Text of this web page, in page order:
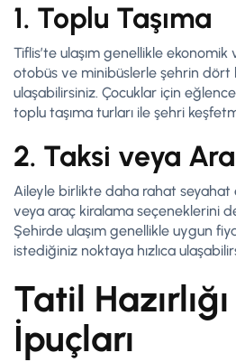
1. Toplu Taşıma
Tiflis’te ulaşım genellikle ekonomik
otobüs ve minibüslerle şehrin dört
ulaşabilirsiniz. Çocuklar için
toplu taşıma turları ile şehri
2. Taksi veya
Aileyle birlikte daha rahat
veya araç kiralama seçeneklerini
Şehirde ulaşım genellikle uygun
istediğiniz noktaya hızlıca
Tatil
İpuçları